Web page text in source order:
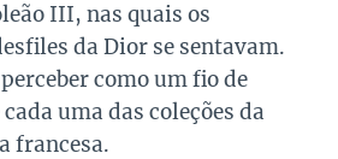
III, nas quais os
da Dior se sentavam.
como um fio de
uma das coleções da
francesa.